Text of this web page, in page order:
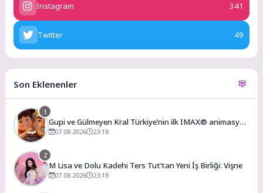
Instagram 341
Twitter 49
Son Eklenenler
1
Gupi ve Gülmeyen Kral Türkiye’nin ilk IMAX® animasyon
filmi oluyor
07.08.2026 23:18
2
M Lisa ve Dolu Kadehi Ters Tut’tan Yeni İş Birliği: Vişne
07.08.2026 23:18